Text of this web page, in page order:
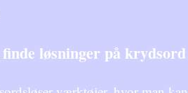
løsninger på